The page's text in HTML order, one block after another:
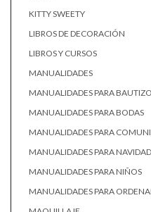
KITTY SWEETY
LIBROS DE DECORACIÓN
LIBROS Y CURSOS
MANUALIDADES
MANUALIDADES PARA
MANUALIDADES PARA BODAS
MANUALIDADES PARA
MANUALIDADES PARA NAVIDAD
MANUALIDADES PARA NIÑOS
MANUALIDADES PARA